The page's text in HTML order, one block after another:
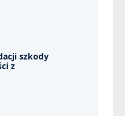
szkody
z